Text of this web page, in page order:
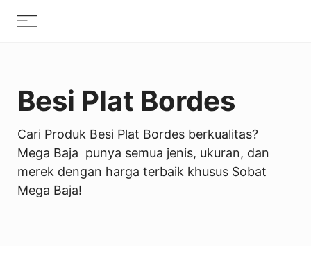
Menu
Besi Plat Bordes
Cari Produk Besi Plat Bordes berkualitas?
Mega Baja punya semua jenis, ukuran, dan
merek dengan harga terbaik khusus Sobat
Mega Baja!